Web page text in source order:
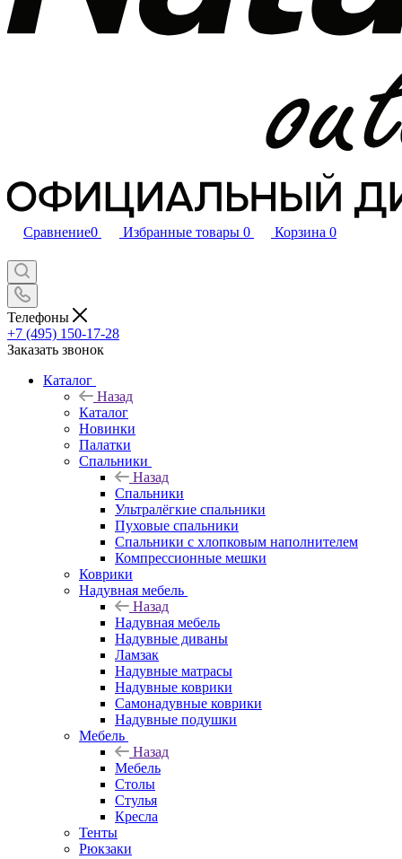
Сравнение0 Избранные товары 0 Корзина 0
Телефоны
+7 (495) 150-17-28
Заказать звонок
Каталог
Назад
Каталог
Новинки
Палатки
Спальники
Назад
Спальники
Ультралёгкие спальники
Пуховые спальники
Спальники с хлопковым наполнителем
Компрессионные мешки
Коврики
Надувная мебель
Назад
Надувная мебель
Надувные диваны
Ламзак
Надувные матрасы
Надувные коврики
Самонадувные коврики
Надувные подушки
Мебель
Назад
Мебель
Столы
Стулья
Кресла
Тенты
Рюкзаки